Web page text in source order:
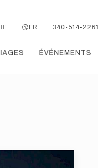
FR 340-514-2261
ÉVÉNEMENTS